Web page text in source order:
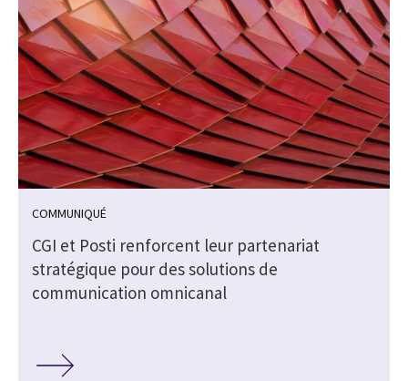
COMMUNIQUÉ
CGI et Posti renforcent leur partenariat
stratégique pour des solutions de
communication omnicanal